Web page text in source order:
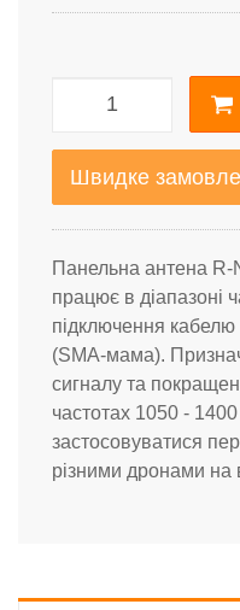
Швидке
Панельна антена
працює в діапазоні
підключення
(SMA-мама).
сигналу та
частотах 1050 -
застосовуватися
різними дронами на